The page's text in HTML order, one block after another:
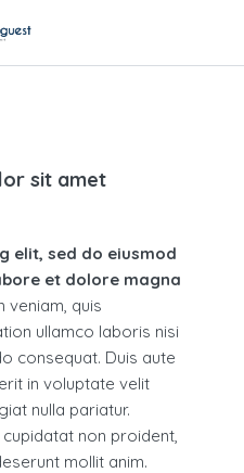
sit amet
elit, sed do eiusmod
et dolore magna
veniam, quis
ullamco laboris nisi
consequat. Duis aute
in voluptate velit
nulla pariatur.
non proident,
mollit anim.